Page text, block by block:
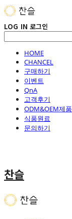
LOG IN 로그인
HOME
CHANCEL
구매하기
이벤트
QnA
고객후기
ODM&OEM제품
식품원료
문의하기
찬슬